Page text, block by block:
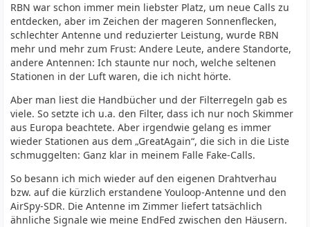
RBN war schon immer mein liebster Platz, um neue Calls zu
entdecken, aber im Zeichen der mageren Sonnenflecken,
schlechter Antenne und reduzierter Leistung, wurde RBN
mehr und mehr zum Frust: Andere Leute, andere Standorte,
andere Antennen: Ich staunte nur noch, welche seltenen
Stationen in der Luft waren, die ich nicht hörte.
Aber man liest die Handbücher und der Filterregeln gab es
viele. So setzte ich u.a. den Filter, dass ich nur noch Skimmer
aus Europa beachtete. Aber irgendwie gelang es immer
wieder Stationen aus dem „GreatAgain“, die sich in die Liste
schmuggelten: Ganz klar in meinem Falle Fake-Calls.
So besann ich mich wieder auf den eigenen Drahtverhau
bzw. auf die kürzlich erstandene Youloop-Antenne und den
AirSpy-SDR. Die Antenne im Zimmer liefert tatsächlich
ähnliche Signale wie meine EndFed zwischen den Häusern.